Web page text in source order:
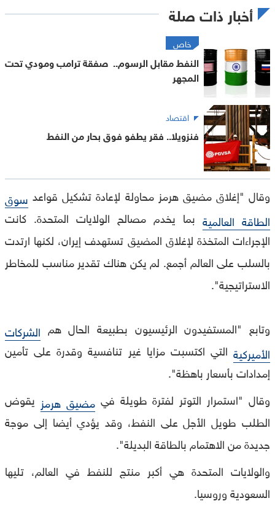
أخبار ذات صلة
خاص
النفط مقابل الرسوم.. صفقة ترامب ومودي تحت
المجهر
اقتصاد
فنزويلا.. فقر يطفو فوق بحار من النفط
وقال "إغلاق مضيق هرمز محاولة لإعادة تشكيل قواعد سوق
الطاقة العالمية بما يخدم مصالح الولايات المتحدة. كانت
الإجراءات المتخذة لإغلاق المضيق تستهدف إيران، لكنها ارتدت
بالسلب على العالم أجمع. لم يكن هناك تقدير مناسب للمخاطر
الاستراتيجية".
وتابع "المستفيدون الرئيسيون بطبيعة الحال هم الشركات
الأميركية التي اكتسبت مزايا غير تنافسية وقدرة على تأمين
إمدادات بأسعار باهظة".
وقال "استمرار التوتر لفترة طويلة في مضيق هرمز يقوض
الطلب طويل الأجل على النفط، وقد يؤدي أيضا إلى موجة
جديدة من الاهتمام بالطاقة البديلة".
والولايات المتحدة هي أكبر منتج للنفط في العالم، تليها
السعودية وروسيا.